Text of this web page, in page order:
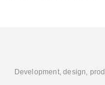
Development, design,